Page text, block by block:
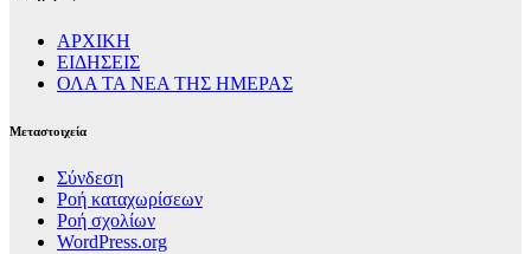
ΑΡΧΙΚΗ
ΕΙΔΗΣΕΙΣ
ΟΛΑ ΤΑ ΝΕΑ ΤΗΣ ΗΜΕΡΑΣ
Μεταστοιχεία
Σύνδεση
Ροή καταχωρίσεων
Ροή σχολίων
WordPress.org